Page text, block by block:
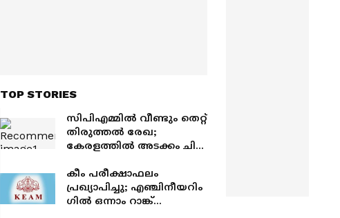
TOP STORIES
സിപിഎമ്മിൽ വീണ്ടും തെറ്റ്
തിരുത്തൽ രേഖ;
കേരളത്തിൽ അടക്കം ചില
പാർലമെൻ്ററി മോഹമെന്ന്
വിമർശനം
കീം പരീക്ഷാഫലം
പ്രഖ്യാപിച്ചു; എഞ്ചിനീയറിം​
ഗിൽ ഒന്നാം റാങ്ക്